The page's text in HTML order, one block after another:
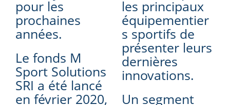
pour les
prochaines
années.
Le fonds M
Sport Solutions
SRI a été lancé
en février 2020,
les principaux
équipementier
s sportifs de
présenter leurs
dernières
innovations.
Un segment